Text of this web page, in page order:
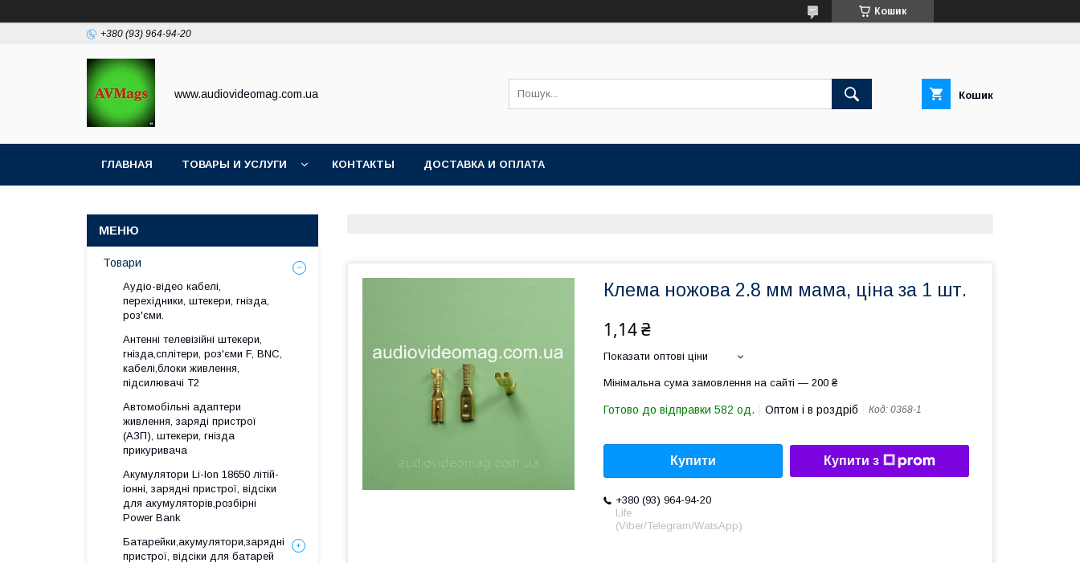
Кошик
+380 (93) 964-94-20
www.audiovideomag.com.ua Кошик
ГЛАВНАЯ ТОВАРЫ И УСЛУГИ КОНТАКТЫ ДОСТАВКА И ОПЛАТА
Клема ножова 2.8 мм мама, ціна за 1 шт.
1,14 ₴
Показати оптові ціни
Мінімальна сума замовлення на сайті — 200 ₴
Готово до відправки 582 од. Оптом і в роздріб Код: 0368-1
Купити Купити з
+380 (93) 964-94-20
Life
(Viber/Telegram/WatsApp)
Товари
Аудіо-відео кабелі,
перехідники, штекери, гнізда,
роз'єми.
Антенні телевізійні штекери,
гнізда,сплітери, роз'єми F, BNC,
кабелі,блоки живлення,
підсилювачі Т2
Автомобільні адаптери
живлення, заряді пристрої
(АЗП), штекери, гнізда
прикуривача
Акумулятори Li-Ion 18650 літій-
іонні, зарядні пристрої, відсіки
для акумуляторів,розбірні
Power Bank
Батарейки,акумулятори,зарядні
пристрої, відсіки для батарей